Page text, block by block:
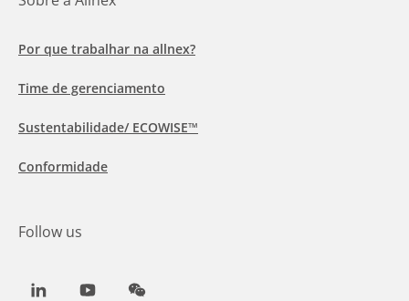
Por que trabalhar na allnex?
Time de gerenciamento
Sustentabilidade/ ECOWISE™
Conformidade
Follow us